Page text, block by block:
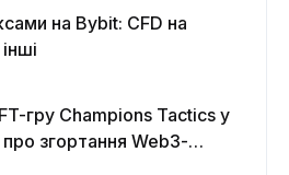
на Bybit: CFD на
гру Champions Tactics у
згортання Web3-